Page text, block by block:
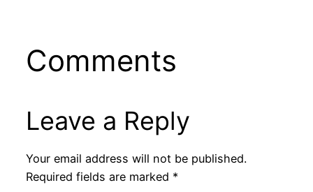
Comments
Leave a Reply
Your email address will not be published.
Required fields are marked *